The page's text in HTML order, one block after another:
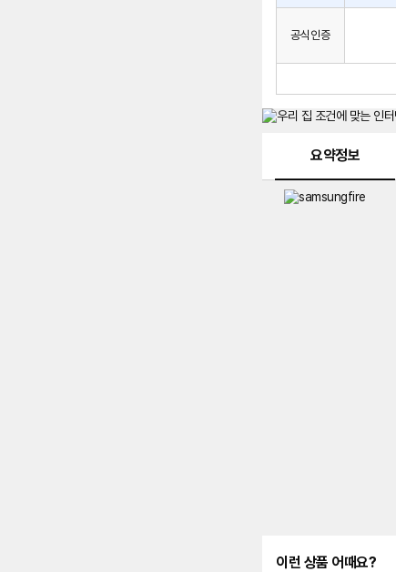
구
시
생
치
비
컨
설
공식인증
요약정보
이런 상품 어때요?